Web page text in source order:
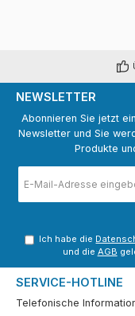
NEWSLETTER
Abonnieren Sie jetzt
Newsletter und Sie
Produkte
Mail-
Adresse
Ich habe die
und die AGB
SERVICE-HOTLINE
Telefonische